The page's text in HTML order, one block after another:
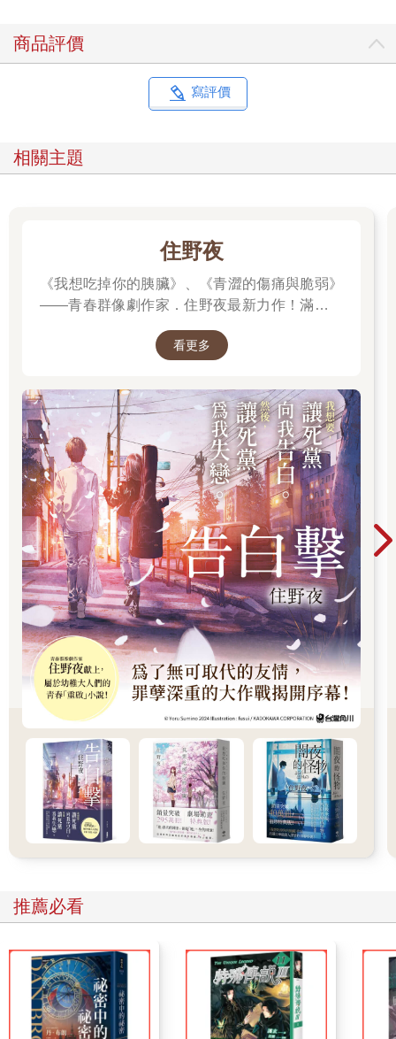
撲通倒下，失去意識。
「——」苦師公摀著咽喉，瞪大眼睛無法言語，胸口激烈起伏，
跟著直挺挺地站起，兩隻眼睛閃耀橙光，咕嚕一吞，將梗在喉中
的橘煙全吞進肚子裡，咕嚕嚕地說：「好，這身體好，是修行
「死罪……」苦師公的聲音，氣若游絲地自喉中發出，他兩隻眼
瞳的瞳孔大小不一，右眼小些，橘光也黯淡些，彷彿還保持著一
「喝！我問你話，你回答呀！快說，你到底做了什麼事？」
苦師公神情暴怒，衝破小房門，將守在門外的屋主夫婦和看門家
三合院內埕上十幾名待命壯漢見苦師公兩眼發光衝出房，全嚇得
掙扎起身；不久之前，他們費盡九牛二虎之力才將發狂食人的千
苦師公這十多天為了救被邪靈附身的千金小姐，可是耗盡心神，
每日領著徒弟趕來替她施法驅邪，但邪靈道行極高，不離身就是
不離身。苦師公一頭灰髮在短短十多天裡白去好多，傍晚才剛返
家，前腳還沒進屋，後腳屋主家丁便騎著腳踏車驚駭追來，說小
姐開始吃人了。
此時壯漢們雖手持棍棒，但並沒有攔阻苦師公，而是讓出一條路
給他。
擠在外埕空地上的鄰居們，見內埕壯漢讓道，嘩的一聲也退開一
大圈。
苦師公搖頭晃腦地往外走，一手搧自己巴掌、一手捏自己鼻子嘴
巴。
「快說，快說呀，氣死我了！你到底做了什麼事？」
「該死……的事……」
「師父……」苦師公的小徒弟哭著追去，被師兄攔住，兩人跪地
大哭。「師父——」
家丁們將暈厥在房中的小姐抬出，她父母長輩焦急喊人救她，有
個長輩朝大門方向跪下，對著走出大門的苦師公連連磕起頭來。
「謝謝你、謝謝你……苦師公……」長輩連額頭都磕得腫了。
「您……您簡直就是活菩薩呀……」
用自己換千金小姐的身體這方法，是苦師公數天前主動提出來
當時屋主夫婦聽了驚愕，不敢置信。
苦師公說自己道行不夠，無法強逼邪靈離體——
只能引誘那厲害邪靈，主動捨棄千金身體，轉入自己身中。
了什麼？你在自己身上動了什麼手腳？你要走去哪？噫？啊？我
怎麼出不去了？」
「我每日吃多種符藥……用符水淨身……」苦師公雙眼橘光黯淡
下來，恢復正常氣色，邁開大步朝通往六月山上的小路走，越走
越快，一面走還一面咬破舌尖沾血寫符，往臉上、皮開肉綻的胸
腹、胳臂都拍了拍。「為的就是……把自己的身體，變成一只
籠……」
商品評價
寫評價
相關主題
住野夜
《我想吃掉你的胰臟》、《青澀的傷痛與脆弱》
——青春群像劇作家．住野夜最新力作！滿是錯
「重啟」小說！我想要，讓死黨向我告白。然
看更多
推薦必看